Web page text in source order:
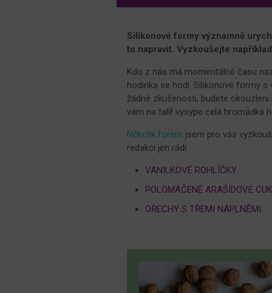
Silikonové formy významně
to napravit. Vyzkoušejte
Kdo z nás má momentálně času
hodinka se hodí. Silikonové formy
žádné zkušenosti, budete
vám na talíř vysype celá hromádka
Několik forem jsem pro vás
redakci jen rádi:
VANILKOVÉ ROHLÍČKY
POLOMÁČENÉ ARAŠÍDOVÉ
OŘECHY S TŘEMI NÁPLNĚMI